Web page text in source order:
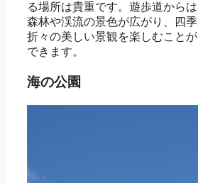
る場所は貴重です。遊歩道からは
森林や渓流の景色が広がり、四季
折々の美しい景観を楽しむことが
できます。
海の公園